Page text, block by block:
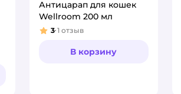
Антицарап для кошек
Wellroom 200 мл
Рейтинг:
3 1 отзыв
В корзину